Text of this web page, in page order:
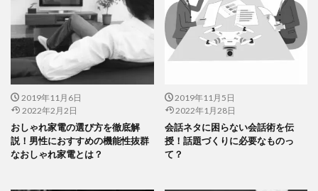
2019年11月6日
2022年2月2日
おしゃれ家電の選び方を徹底解
説！男性におすすめの機能性抜群
なおしゃれ家電とは？
2019年11月5日
2022年1月28日
会話ネタに困らない会話術を伝
授！話題づくりに必要なものっ
て？